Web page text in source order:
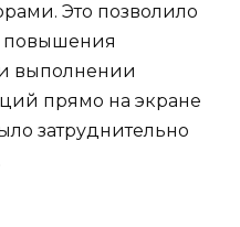
Это позволило
повышения
выполнении
прямо на экране
затруднительно